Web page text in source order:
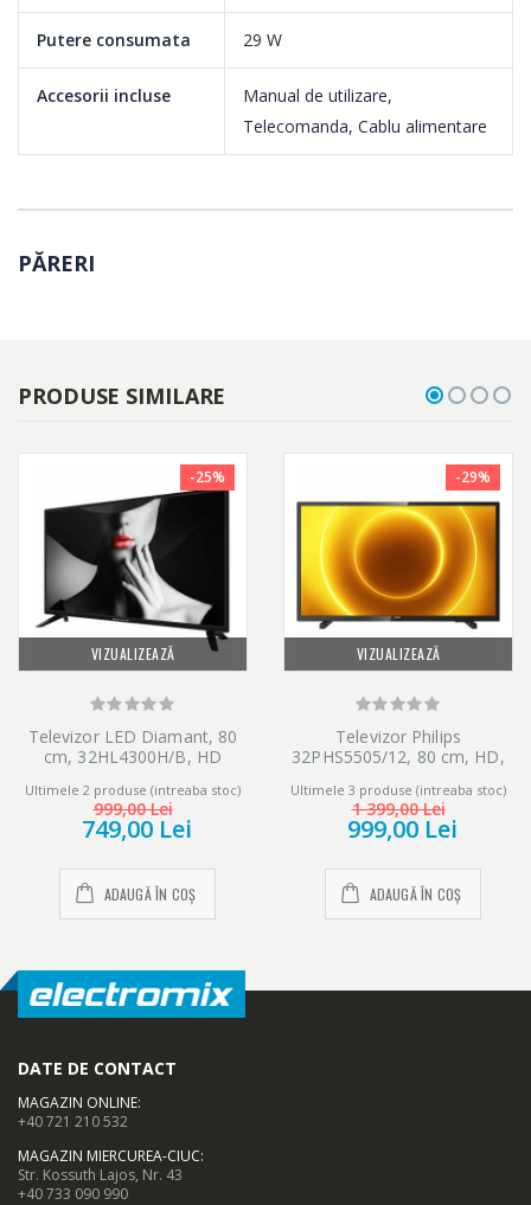
Putere consumata 29 W
Accesorii incluse
Manual de utilizare,
Telecomanda, Cablu alimentare
PĂRERI
PRODUSE SIMILARE
VIZUALIZEAZĂ
-25%
Televizor LED Diamant, 80
cm, 32HL4300H/B, HD
Ultimele 2 produse (intreaba stoc)
999,00 Lei
749,00 Lei
ADAUGĂ ÎN COȘ
VIZUALIZEAZĂ
-29%
Televizor Philips
32PHS5505/12, 80 cm, HD,
Ultimele 3 produse (intreaba stoc)
1 399,00 Lei
999,00 Lei
ADAUGĂ ÎN COȘ
DATE DE CONTACT
MAGAZIN ONLINE:
+40 721 210 532
MAGAZIN MIERCUREA-CIUC:
Str. Kossuth Lajos, Nr. 43
+40 733 090 990